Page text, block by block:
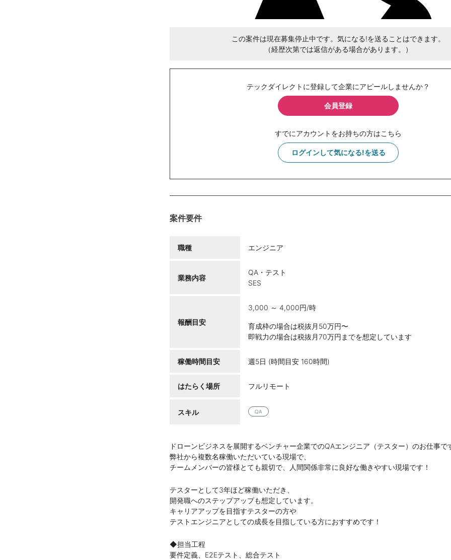
この案件は現在募集停止中です。気になる!を送ることはできます。
（経歴次第では返信がある場合があります。）
テックダイレクトに登録して企業にアピールしませんか？
会員登録
すでにアカウントをお持ちの方はこちら
ログインして気になる!を送る
案件要件
職種 エンジニア
業務内容
QA・テスト
SES
報酬目安
3,000 ～ 4,000円/時
育成枠の場合は税抜月50万円〜
即戦力の場合は税抜月70万円までを想定しています
稼働時間目安 週5日 (時間目安 160時間)
はたらく場所 フルリモート
スキル QA
ドローンビジネスを展開するベンチャー企業でのQAエンジニア（テスター）のお仕事で
弊社から複数名稼働いただいている現場で、
チームメンバーの皆様とても親切で、人間関係非常に良好な働きやすい現場です！
テスターとして3年ほど稼働いただき、
開発職へのステップアップも想定しています。
キャリアアップを目指すテスターの方や
テストエンジニアとしての成長を目指している方におすすめです！
◆担当工程
要件定義、E2Eテスト、総合テスト